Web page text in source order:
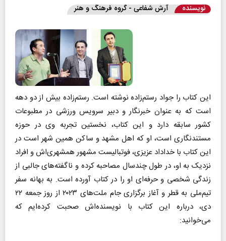
نویسنده آرش شفاعی - گروه فرهنگ و هنر
این کتاب را جواد رستم‌زاده نوشته است. رستم‌زاده بیش از دو دهه
است که به عنوان خبرنگار و دبیر سرویس ورزشی در مطبوعات
کشور سابقه دارد و این کتاب، نخستین تجربه وی در حوزه
مستندنگاری است، او که اهل مشهد و ساکن همین شهر است در
این کتاب با خداداد عزیزی، فوتبالیست مشهور همشهری‌اش و افراد
نزدیک به او، در طول چندسال مصاحبه کرده و ناگفته‌های جالبی از
زندگی شخصی و حرفه‌ای او را در کتاب آورده است. به بهانه سفر
تیم‌ملی به قطر و آغاز برگزاری جام ملت‌های ۲۰۲۳ از روز جمعه ۲۲
دی، درباره این کتاب با نویسنده‌اش صحبت کرده‌ایم که
می‌خوانید: